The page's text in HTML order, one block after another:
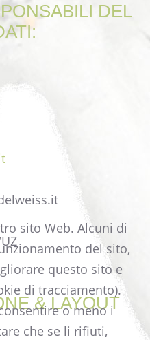
DEL
& LAYOUT
sito Web. Alcuni di
del sito,
questo sito e
di tracciamento).
o meno i
che se li rifiuti,